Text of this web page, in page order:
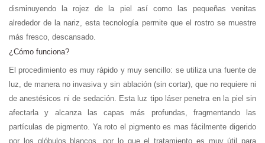
disminuyendo la rojez de la piel así como las pequeñas venitas
alrededor de la nariz, esta tecnología permite que el rostro se muestre
más fresco, descansado.
¿Cómo funciona?
El procedimiento es muy rápido y muy sencillo: se utiliza una fuente de
luz, de manera no invasiva y sin ablación (sin cortar), que no requiere ni
de anestésicos ni de sedación. Esta luz tipo láser penetra en la piel sin
afectarla y alcanza las capas más profundas, fragmentando las
partículas de pigmento. Ya roto el pigmento es mas fácilmente digerido
por los glóbulos blancos, por lo que el tratamiento es muy útil para